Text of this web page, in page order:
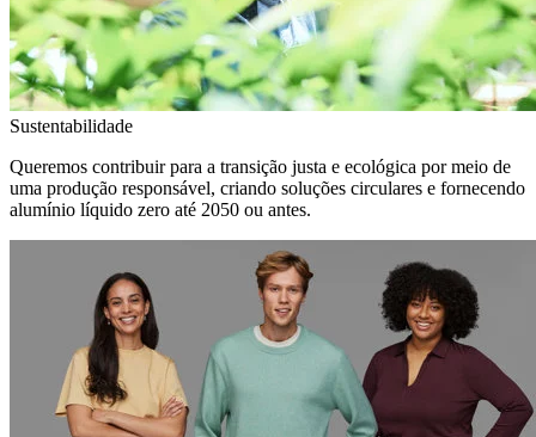
Sustentabilidade
Queremos contribuir para a transição justa e ecológica por meio de
uma produção responsável, criando soluções circulares e fornecendo
alumínio líquido zero até 2050 ou antes.